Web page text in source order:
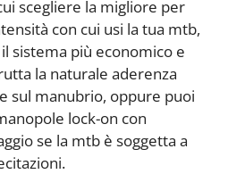
scegliere la migliore per
con cui usi la tua mtb,
sistema più economico e
la naturale aderenza
sul manubrio, oppure puoi
lock-on con
se la mtb è soggetta a